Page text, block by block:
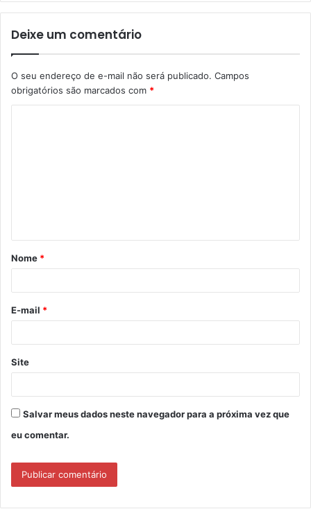
Deixe um comentário
O seu endereço de e-mail não será publicado. Campos
obrigatórios são marcados com *
á
r
*
Nome *
E-mail *
Site
Salvar meus dados neste navegador para a próxima vez que
eu comentar.